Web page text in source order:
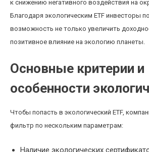
к снижению негативного воздействия на
Благодаря экологическим ETF инвесторы
возможность не только увеличить
позитивное влияние на экологию планеты.
Основные критерии и
особенности
Чтобы попасть в экологический ETF,
фильтр по нескольким параметрам:
Наличие экологических